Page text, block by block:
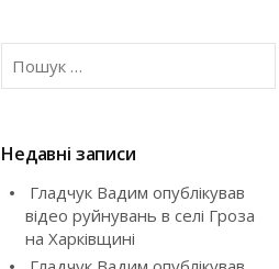
к
:
П
кНедавні записи
Гладчук Вадим опублікував
відео руйнувань в селі Гроза
на Харківщині